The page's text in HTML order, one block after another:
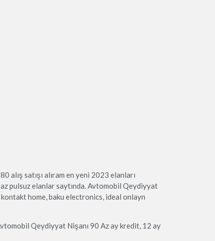
alış satışı alıram en yeni 2023 elanları
pulsuz elanlar saytında. Avtomobil Qeydiyyat
home, baku electronics, ideal onlayn
Qeydiyyat Nişanı 90 Az ay kredit, 12 ay